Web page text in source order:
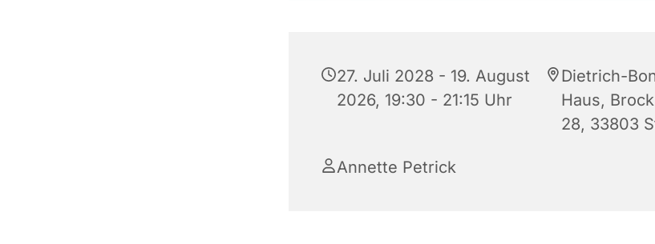
27. Juli 2028 - 19. August
2026, 19:30 - 21:15 Uhr
Dietrich-
Haus,
28, 33803
Annette Petrick